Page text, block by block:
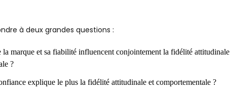
à deux grandes questions :
la marque et sa fiabilité influencent conjointement la fidélité attitudinale
?
explique le plus la fidélité attitudinale et comportementale ?